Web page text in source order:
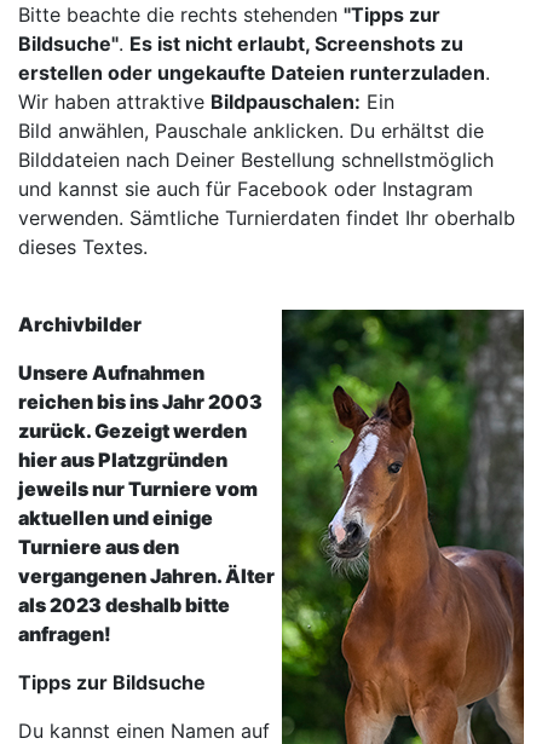
Bitte beachte die rechts stehenden "Tipps zur
Bildsuche". Es ist nicht erlaubt, Screenshots zu
erstellen oder ungekaufte Dateien runterzuladen.
Wir haben attraktive Bildpauschalen: Ein
Bild anwählen, Pauschale anklicken. Du erhältst die
Bilddateien nach Deiner Bestellung schnellstmöglich
und kannst sie auch für Facebook oder Instagram
verwenden. Sämtliche Turnierdaten findet Ihr oberhalb
dieses Textes.
Archivbilder
Unsere Aufnahmen
reichen bis ins Jahr 2003
zurück. Gezeigt werden
hier aus Platzgründen
jeweils nur Turniere vom
aktuellen und einige
Turniere aus den
vergangenen Jahren. Älter
als 2023 deshalb bitte
anfragen!
Tipps zur Bildsuche
Du kannst einen Namen auf